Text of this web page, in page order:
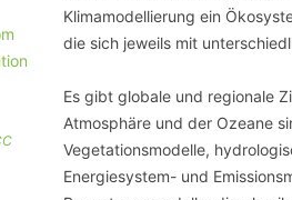
Klimamodellierung ein
die sich jeweils mit
Es gibt globale und regionale
Atmosphäre und der Ozeane
Vegetationsmodelle,
Energiesystem- und